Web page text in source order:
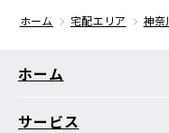
ホーム 宅配エリア 神奈
ホーム
サービス